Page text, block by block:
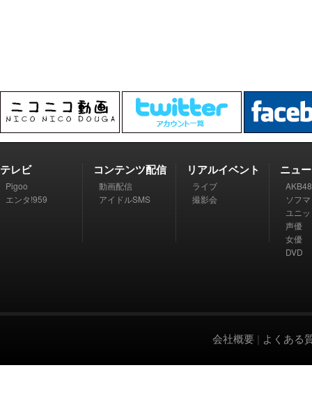
テレビ
Pigoo
エンタ!959
コンテンツ配信
動画配信
アイドルSMS
リアルイベント
ライブ
撮影会
ニュ
AKB48
ソフ
ユニ
声優
女優
DVD
会社概要 | よくある